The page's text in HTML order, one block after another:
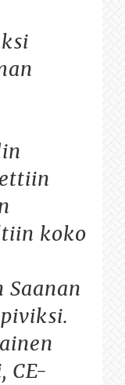
koko
CE-